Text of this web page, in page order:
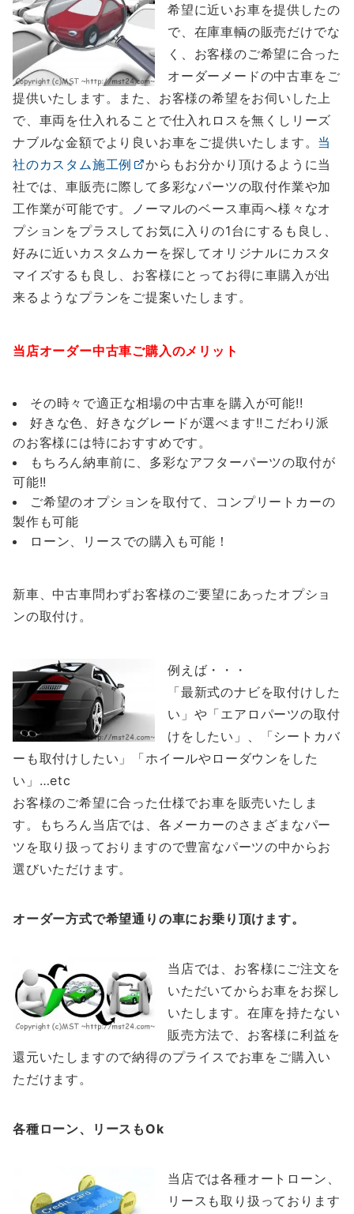
希望に近いお車を提供したの
で、在庫車輌の販売だけでな
く、お客様のご希望に合った
オーダーメードの中古車をご
提供いたします。また、お客様の希望をお伺いした上
で、車両を仕入れることで仕入れロスを無くしリーズ
ナブルな金額でより良いお車をご提供いたします。 当
社のカスタム施工例
からもお分かり頂けるように当
社では、車販売に際して多彩なパーツの取付作業や加
工作業が可能です。ノーマルのベース車両へ様々なオ
プションをプラスしてお気に入りの1台にするも良し、
好みに近いカスタムカーを探してオリジナルにカスタ
マイズするも良し、お客様にとってお得に車購入が出
来るようなプランをご提案いたします。
当店オーダー中古車ご購入のメリット
その時々で適正な相場の中古車を購入が可能!!
好きな色、好きなグレードが選べます!!こだわり派
のお客様には特におすすめです。
もちろん納車前に、多彩なアフターパーツの取付が
可能!!
ご希望のオプションを取付て、コンプリートカーの
製作も可能
ローン、リースでの購入も可能！
新車、中古車問わずお客様のご要望にあったオプショ
ンの取付け。
例えば・・・
「最新式のナビを取付けした
い」や「エアロパーツの取付
けをしたい」、「シートカバ
ーも取付けしたい」「ホイールやローダウンをした
い」…etc
お客様のご希望に合った仕様でお車を販売いたしま
す。もちろん当店では、各メーカーのさまざまなパー
ツを取り扱っておりますので豊富なパーツの中からお
選びいただけます。
オーダー方式で希望通りの車にお乗り頂けます。
当店では、お客様にご注文を
いただいてからお車をお探し
いたします。在庫を持たない
販売方法で、お客様に利益を
還元いたしますので納得のプライスでお車をご購入い
ただけます。
各種ローン、リースもOk
当店では各種オートローン、
リースも取り扱っております